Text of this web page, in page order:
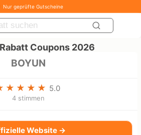
Nur geprüfte Gutscheine
Rabatt Coupons 2026
BOYUN
5.0
4 stimmen
Website →